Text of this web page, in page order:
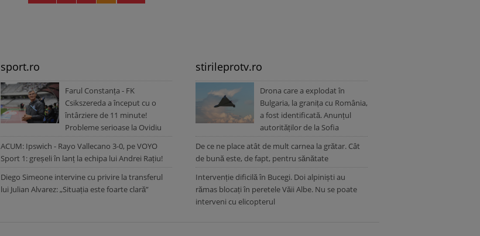
sport.ro
Farul Constanța - FK
Csikszereda a început cu o
întârziere de 11 minute!
Probleme serioase la Ovidiu
ACUM: Ipswich - Rayo Vallecano 3-0, pe VOYO
Sport 1: greșeli în lanț la echipa lui Andrei Rațiu!
Diego Simeone intervine cu privire la transferul
lui Julian Alvarez: „Situația este foarte clară”
stirileprotv.ro
Drona care a explodat în
Bulgaria, la granița cu România,
a fost identificată. Anunțul
autorităților de la Sofia
De ce ne place atât de mult carnea la grătar. Cât
de bună este, de fapt, pentru sănătate
Intervenție dificilă în Bucegi. Doi alpiniști au
rămas blocați în peretele Văii Albe. Nu se poate
interveni cu elicopterul